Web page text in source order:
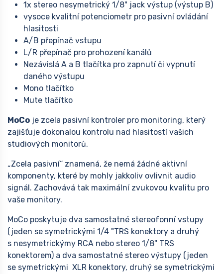
1x stereo nesymetrický 1/8" jack výstup (výstup B)
vysoce kvalitní potenciometr pro pasivní ovládání
hlasitosti
A/B přepínač vstupu
L/R přepínač pro prohození kanálů
Nezávislá A a B tlačítka pro zapnutí či vypnutí
daného výstupu
Mono tlačítko
Mute tlačítko
MoCo je zcela pasivní kontroler pro monitoring, který
zajišťuje dokonalou kontrolu nad hlasitostí vašich
studiových monitorů.
„Zcela pasivní“ znamená, že nemá žádné aktivní
komponenty, které by mohly jakkoliv ovlivnit audio
signál. Zachovává tak maximální zvukovou kvalitu pro
vaše monitory.
MoCo poskytuje dva samostatné stereofonní vstupy
(jeden se symetrickými 1/4 "TRS konektory a druhý
s nesymetrickýmy RCA nebo stereo 1/8" TRS
konektorem) a dva samostatné stereo výstupy (jeden
se symetrickými XLR konektory, druhý se symetrickými